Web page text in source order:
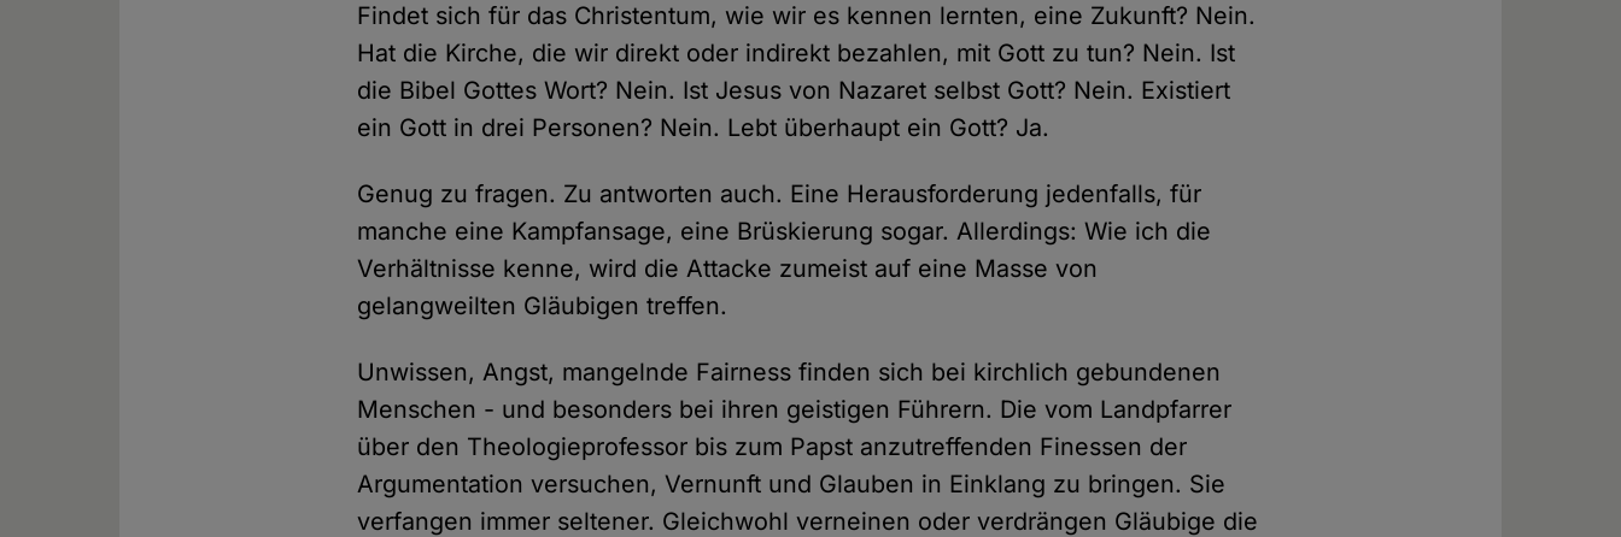
Findet sich für das Christentum, wie wir es kennen lernten, eine Zukunft? Nein.
Hat die Kirche, die wir direkt oder indirekt bezahlen, mit Gott zu tun? Nein. Ist
die Bibel Gottes Wort? Nein. Ist Jesus von Nazaret selbst Gott? Nein. Existiert
ein Gott in drei Personen? Nein. Lebt überhaupt ein Gott? Ja.
Genug zu fragen. Zu antworten auch. Eine Herausforderung jedenfalls, für
manche eine Kampfansage, eine Brüskierung sogar. Allerdings: Wie ich die
Verhältnisse kenne, wird die Attacke zumeist auf eine Masse von
gelangweilten Gläubigen treffen.
Unwissen, Angst, mangelnde Fairness finden sich bei kirchlich gebundenen
Menschen - und besonders bei ihren geistigen Führern. Die vom Landpfarrer
über den Theologieprofessor bis zum Papst anzutreffenden Finessen der
Argumentation versuchen, Vernunft und Glauben in Einklang zu bringen. Sie
verfangen immer seltener. Gleichwohl verneinen oder verdrängen Gläubige die